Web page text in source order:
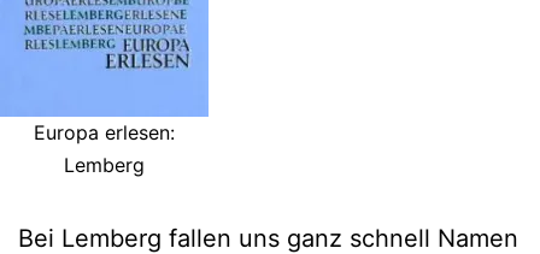
Europa erlesen:
Lemberg
Bei Lemberg fallen uns ganz schnell Namen